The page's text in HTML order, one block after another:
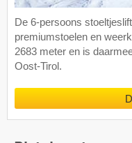
De 6-persoons
premiumstoelen en
2683 meter en is
Oost-Tirol.